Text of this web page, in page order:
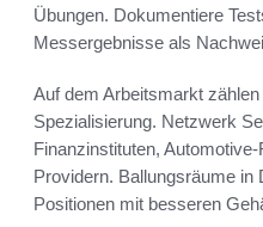
Übungen. Dokumentiere
Messergebnisse als
Auf dem Arbeitsmarkt
Spezialisierung. Netzwerk
Finanzinstituten,
Providern. Ballungsräume in
Positionen mit besseren